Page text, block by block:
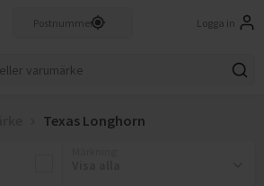
Logga in
Texas Longhorn